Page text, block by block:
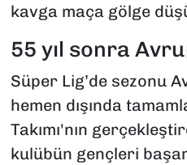
kavga maça gölge
55 yıl sonra
Süper Lig’de sezonu
hemen dışında
Takımı'nın
kulübün gençleri